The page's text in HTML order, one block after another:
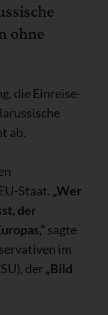
ohne
die Einreise-
ab.
Staat. „Wer
der
sagte
im
der„Bild